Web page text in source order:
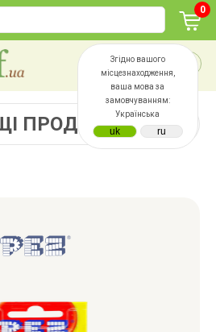
Згідно вашого
місцезнаходження,
ваша мова за
замовчуванням:
Українська
0
ПРОДАЖІ